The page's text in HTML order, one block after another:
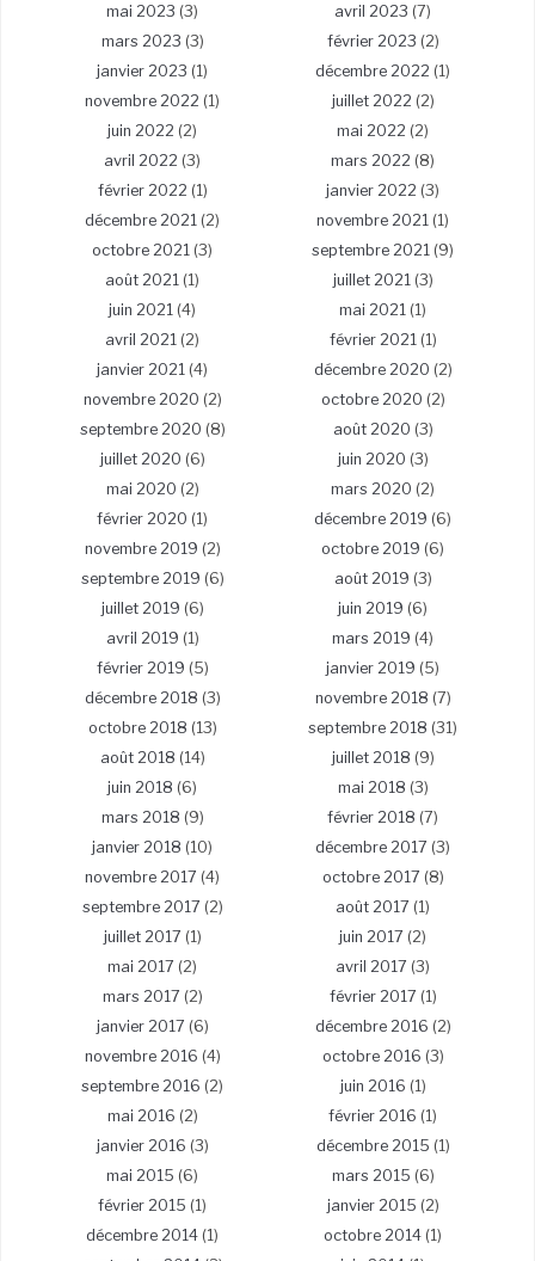
mai 2023 (3) avril 2023 (7)
mars 2023 (3) février 2023 (2)
janvier 2023 (1) décembre 2022 (1)
novembre 2022 (1) juillet 2022 (2)
juin 2022 (2) mai 2022 (2)
avril 2022 (3) mars 2022 (8)
février 2022 (1) janvier 2022 (3)
décembre 2021 (2) novembre 2021 (1)
octobre 2021 (3) septembre 2021 (9)
août 2021 (1) juillet 2021 (3)
juin 2021 (4) mai 2021 (1)
avril 2021 (2) février 2021 (1)
janvier 2021 (4) décembre 2020 (2)
novembre 2020 (2) octobre 2020 (2)
septembre 2020 (8) août 2020 (3)
juillet 2020 (6) juin 2020 (3)
mai 2020 (2) mars 2020 (2)
février 2020 (1) décembre 2019 (6)
novembre 2019 (2) octobre 2019 (6)
septembre 2019 (6) août 2019 (3)
juillet 2019 (6) juin 2019 (6)
avril 2019 (1) mars 2019 (4)
février 2019 (5) janvier 2019 (5)
décembre 2018 (3) novembre 2018 (7)
octobre 2018 (13) septembre 2018 (31)
août 2018 (14) juillet 2018 (9)
juin 2018 (6) mai 2018 (3)
mars 2018 (9) février 2018 (7)
janvier 2018 (10) décembre 2017 (3)
novembre 2017 (4) octobre 2017 (8)
septembre 2017 (2) août 2017 (1)
juillet 2017 (1) juin 2017 (2)
mai 2017 (2) avril 2017 (3)
mars 2017 (2) février 2017 (1)
janvier 2017 (6) décembre 2016 (2)
novembre 2016 (4) octobre 2016 (3)
septembre 2016 (2) juin 2016 (1)
mai 2016 (2) février 2016 (1)
janvier 2016 (3) décembre 2015 (1)
mai 2015 (6) mars 2015 (6)
février 2015 (1) janvier 2015 (2)
décembre 2014 (1) octobre 2014 (1)